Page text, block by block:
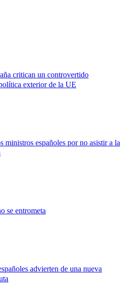
critican un controvertido
exterior de la UE
ministros españoles por no asistir a la
se entrometa
advierten de una nueva